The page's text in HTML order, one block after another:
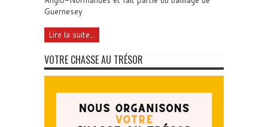
Guernesey
Lire la suite...
VOTRE CHASSE AU TRÉSOR